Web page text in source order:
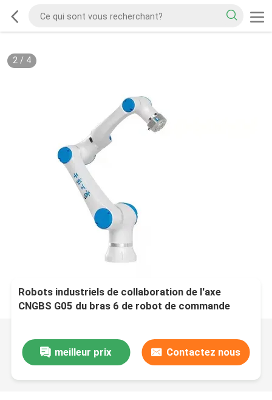
2/ 4
Robots industriels de collaboration de l'axe
CNGBS G05 du bras 6 de robot de commande
meilleur prix
Contactez nous